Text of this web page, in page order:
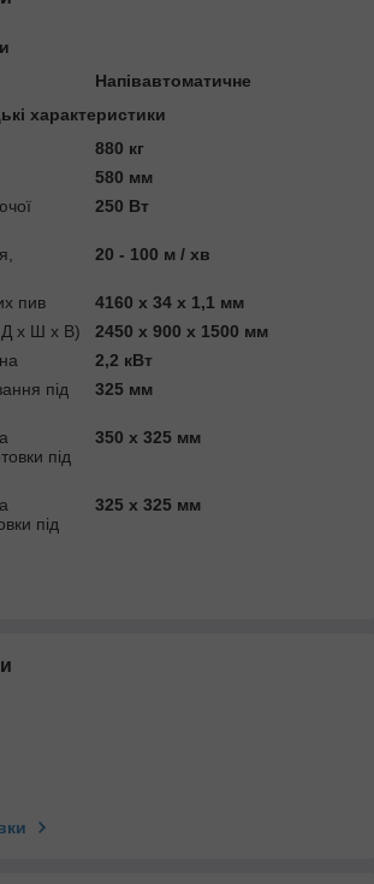
Напівавтоматичне
характеристики
880 кг
580 мм
250 Вт
20 - 100 м / хв
пив
4160 x 34 x 1,1 мм
Д х Ш х В)
2450 x 900 x 1500 мм
2,2 кВт
під
325 мм
під
350 x 325 мм
під
325 x 325 мм